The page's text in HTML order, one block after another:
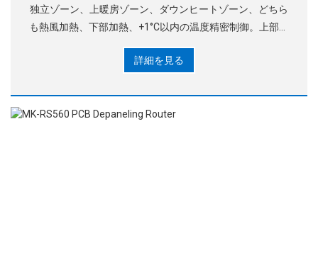
独立ゾーン、上暖房ゾーン、ダウンヒートゾーン、どちら
も熱風加熱、下部加熱、+1°C以内の温度精密制御。上部の
詳細を見る